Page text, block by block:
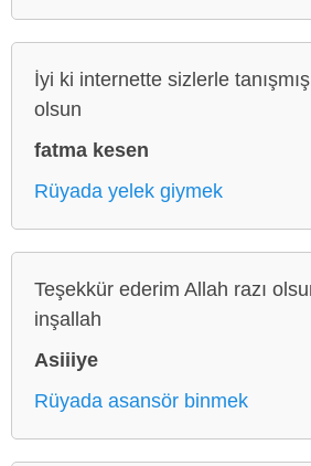
İyi ki internette sizlerle
olsun
fatma kesen
Rüyada yelek giymek
Teşekkür ederim Allah razı
inşallah
Asiiiye
Rüyada asansör binmek